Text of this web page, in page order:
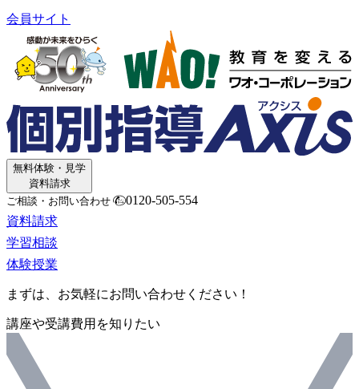
会員サイト
無料体験・見学
資料請求
ご相談・お問い合わせ
0120-505-554
資料請求
学習相談
体験授業
まずは、お気軽にお問い合わせください！
講座や受講費用を知りたい